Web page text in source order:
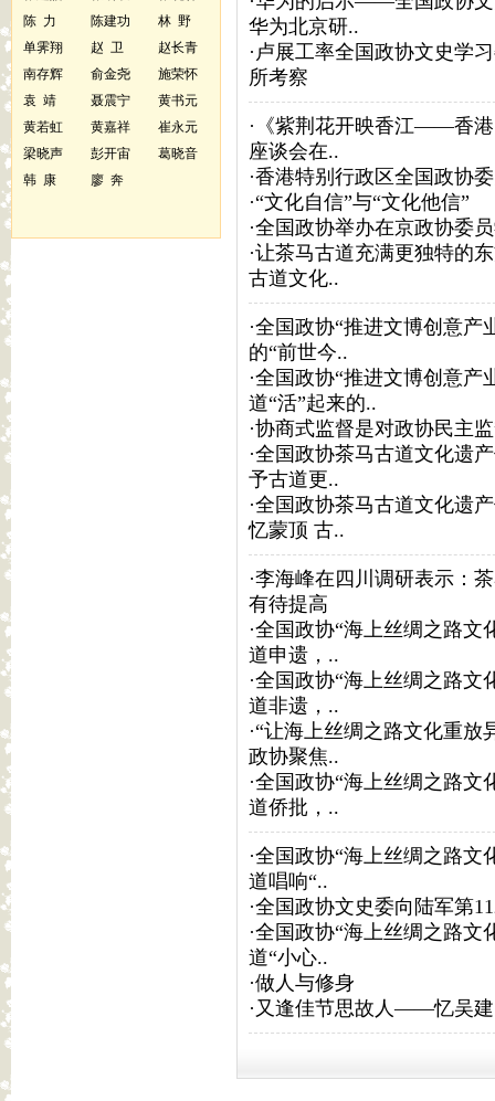
陈 力
陈建功
林 野
单霁翔
赵 卫
赵长青
南存辉
俞金尧
施荣怀
袁 靖
聂震宁
黄书元
黄若虹
黄嘉祥
崔永元
梁晓声
彭开宙
葛晓音
韩 康
廖 奔
华为北京研..
· 卢展工率全国政协文史学
所考察
· 《紫荆花开映香江——香
座谈会在..
·香港特别行政区全国政协
·“文化自信”与“文化他信”
·全国政协举办在京政协委
·让茶马古道充满更独特的
古道文化..
·全国政协“推进文博创意产
的“前世今..
·全国政协“推进文博创意产
道“活”起来的..
·协商式监督是对政协民主
·全国政协茶马古道文化遗
予古道更..
·全国政协茶马古道文化遗
忆蒙顶 古..
·李海峰在四川调研表示：
有待提高
·全国政协“海上丝绸之路文
道申遗，..
·全国政协“海上丝绸之路文
道非遗，..
·“让海上丝绸之路文化重
政协聚焦..
·全国政协“海上丝绸之路文
道侨批，..
·全国政协“海上丝绸之路文
道唱响“..
·全国政协文史委向陆军第
·全国政协“海上丝绸之路文
道“小心..
·做人与修身
· 又逢佳节思故人——忆吴建